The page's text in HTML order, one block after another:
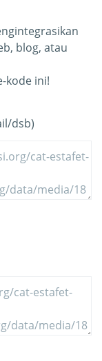
blog, atau
kode ini!
dsb)